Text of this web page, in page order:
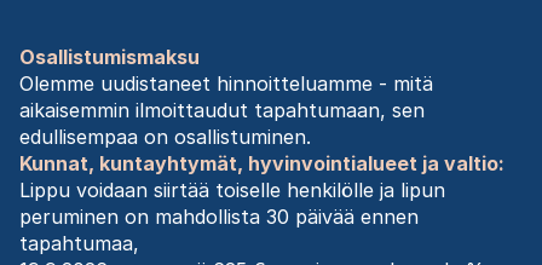
Osallistumismaksu
Olemme uudistaneet hinnoitteluamme - mitä
aikaisemmin ilmoittaudut tapahtumaan, sen
edullisempaa on osallistuminen.
Kunnat, kuntayhtymät, hyvinvointialueet ja valtio:
Lippu voidaan siirtää toiselle henkilölle ja lipun
peruminen on mahdollista 30 päivää ennen
tapahtumaa,